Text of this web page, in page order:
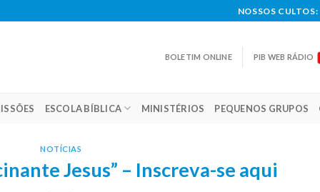
NOSSOS
BOLETIM ONLINE PIB WEB RÁDIO
ESCOLA BÍBLICA MINISTÉRIOS PEQUENOS GRUPOS
NOTÍCIAS
Jesus” – Inscreva-se aqui